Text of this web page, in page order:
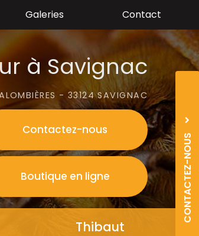
Galeries Contact
à Savignac
- 33124 SAVIGNAC
Contactez-nous
Boutique en ligne
Thibaut
CONTACTEZ-NOUS